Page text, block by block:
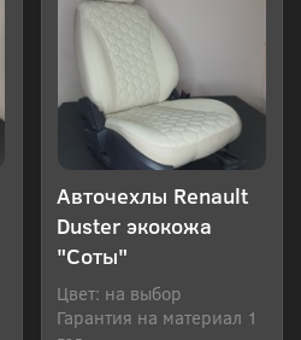
Авточехлы Renault
Duster экокожа
"Соты"
Цвет: на выбор
Гарантия на материал 1